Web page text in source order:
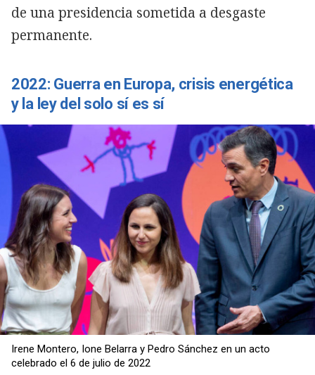
de una presidencia sometida a desgaste
permanente.
2022: Guerra en Europa, crisis energética
y la ley del solo sí es sí
Irene Montero, Ione Belarra y Pedro Sánchez en un acto
celebrado el 6 de julio de 2022